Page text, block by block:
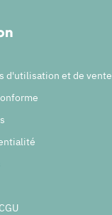
d'utilisation et de vente